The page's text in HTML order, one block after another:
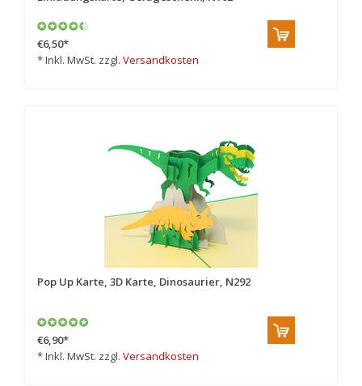
€6,50*
* Inkl. MwSt. zzgl. Versandkosten
Pop Up Karte, 3D Karte, Dinosaurier, N292
€6,90*
* Inkl. MwSt. zzgl. Versandkosten